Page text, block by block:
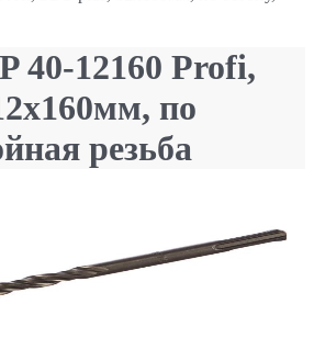
40-12160 Profi,
по
резьба